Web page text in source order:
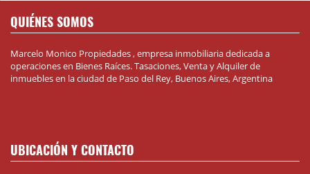
QUIÉNES SOMOS
Marcelo Monico Propiedades , empresa inmobiliaria dedicada a
operaciones en Bienes Raíces. Tasaciones, Venta y Alquiler de
inmuebles en la ciudad de Paso del Rey, Buenos Aires, Argentina
UBICACIÓN Y CONTACTO